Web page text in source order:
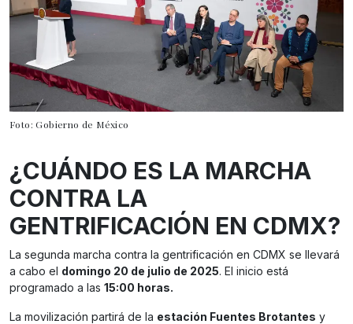
Foto: Gobierno de México
¿CUÁNDO ES LA MARCHA
CONTRA LA
GENTRIFICACIÓN EN CDMX?
La segunda marcha contra la gentrificación en CDMX se llevará
a cabo el domingo 20 de julio de 2025. El inicio está
programado a las 15:00 horas.
La movilización partirá de la estación Fuentes Brotantes y